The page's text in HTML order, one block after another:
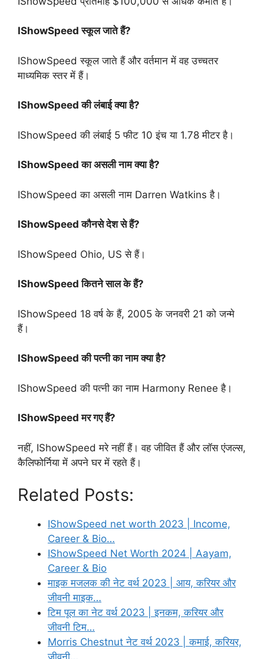
IShowSpeed स्कूल जाते हैं?
IShowSpeed स्कूल जाते हैं और वर्तमान में वह उच्चतर
माध्यमिक स्तर में हैं।
IShowSpeed की लंबाई क्या है?
IShowSpeed की लंबाई 5 फीट 10 इंच या 1.78 मीटर है।
IShowSpeed का असली नाम क्या है?
IShowSpeed का असली नाम Darren Watkins है।
IShowSpeed कौनसे देश से हैं?
IShowSpeed Ohio, US से हैं।
IShowSpeed कितने साल के हैं?
IShowSpeed 18 वर्ष के हैं, 2005 के जनवरी 21 को जन्मे
हैं।
IShowSpeed की पत्नी का नाम क्या है?
IShowSpeed की पत्नी का नाम Harmony Renee है।
IShowSpeed मर गए हैं?
नहीं, IShowSpeed मरे नहीं हैं। वह जीवित हैं और लॉस एंजल्स,
कैलिफोर्निया में अपने घर में रहते हैं।
Related Posts:
IShowSpeed net worth 2023 | Income,
Career & Bio…
IShowSpeed Net Worth 2024 | Aayam,
Career & Bio
माइक मजलक की नेट वर्थ 2023 | आय, करियर और
जीवनी माइक…
टिम पूल का नेट वर्थ 2023 | इनकम, करियर और
जीवनी टिम…
Morris Chestnut नेट वर्थ 2023 | कमाई, करियर,